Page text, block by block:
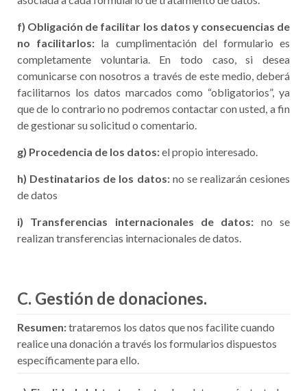
f) Obligación de facilitar los datos y consecuencias de
no facilitarlos: la cumplimentación del formulario es
completamente voluntaria. En todo caso, si desea
comunicarse con nosotros a través de este medio, deberá
facilitarnos los datos marcados como “obligatorios”, ya
que de lo contrario no podremos contactar con usted, a fin
de gestionar su solicitud o comentario.
g) Procedencia de los datos:el propio interesado.
h) Destinatarios de los datos: no se realizarán cesiones
de datos
i) Transferencias internacionales de datos: no se
realizan transferencias internacionales de datos.
C. Gestión de donaciones.
Resumen:trataremos los datos que nos facilite cuando
realice una donación a través los formularios dispuestos
específicamente para ello.